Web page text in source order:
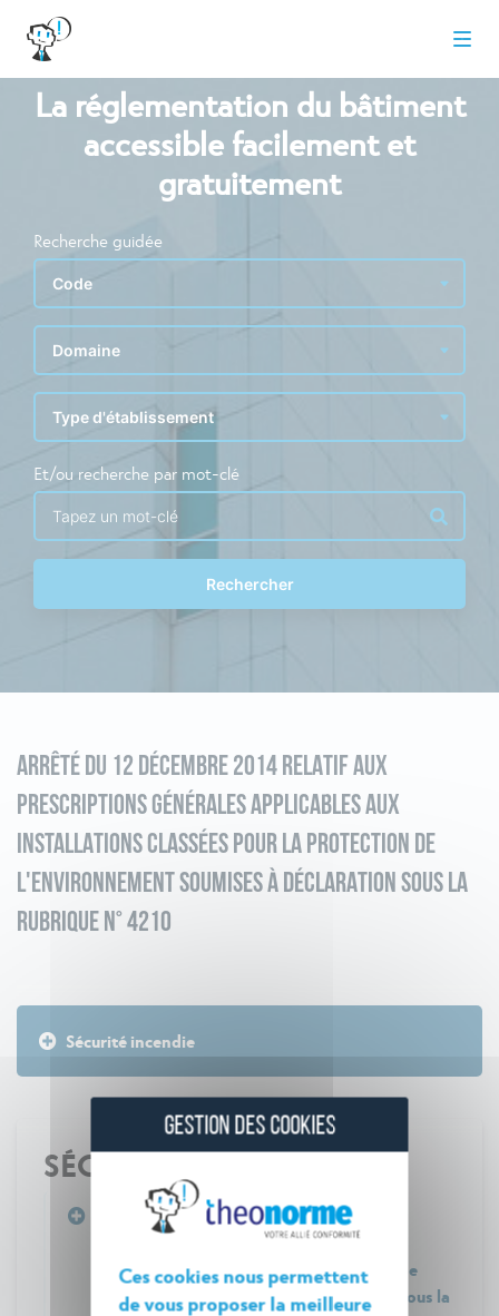
La réglementation du bâtiment
accessible facilement et
gratuitement
Recherche guidée
Et/ou recherche par mot-clé
Rechercher
ARRÊTÉ DU 12 DÉCEMBRE 2014 RELATIF AUX
PRESCRIPTIONS GÉNÉRALES APPLICABLES AUX
INSTALLATIONS CLASSÉES POUR LA PROTECTION DE
L'ENVIRONNEMENT SOUMISES À DÉCLARATION SOUS LA
RUBRIQUE N° 4210
Sécurité incendie
SÉCURITÉ INCENDIE
Arrêté du 12 décembre 2014 relatif aux
prescriptions générales applicables aux
installations classées pour la protection de
l'environnement soumises à déclaration sous la
GESTION DES COOKIES
Ces cookies nous permettent
de vous proposer la meilleure